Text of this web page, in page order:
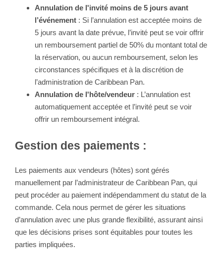
Annulation de l'invité moins de 5 jours avant
l’événement : Si l’annulation est acceptée moins de
5 jours avant la date prévue, l’invité peut se voir offrir
un remboursement partiel de 50% du montant total de
la réservation, ou aucun remboursement, selon les
circonstances spécifiques et à la discrétion de
l’administration de Caribbean Pan.
Annulation de l'hôte/vendeur : L’annulation est
automatiquement acceptée et l’invité peut se voir
offrir un remboursement intégral.
Gestion des paiements :
Les paiements aux vendeurs (hôtes) sont gérés
manuellement par l’administrateur de Caribbean Pan, qui
peut procéder au paiement indépendamment du statut de la
commande. Cela nous permet de gérer les situations
d’annulation avec une plus grande flexibilité, assurant ainsi
que les décisions prises sont équitables pour toutes les
parties impliquées.